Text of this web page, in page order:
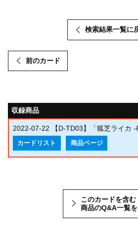
前のカード
検索結果一覧に
収録商品
2022-07-22 【D-TD03】「狐芝ライカ -
カードリスト 商品ページ
このカードを含む
商品のQ&A一覧